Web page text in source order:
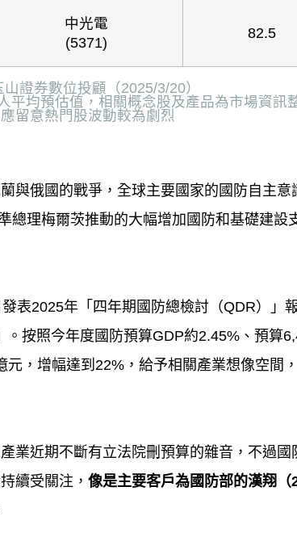
中光電
(5371)
82.5
山證券數位投顧（2025/3/20）
平均預估值，相關概念股及產品為市場資訊
留意熱門股波動較為劇烈
與俄國的戰爭，全球主要國家的國防自主
總理梅爾茨推動的大幅增加國防和基礎建設
表2025年「四年期國防總檢討（QDR）」
。按照今年度國防預算GDP約2.45%、預算
元，增幅達到 22%，給予相關產業想像空間
業近期不斷有立法院刪預算的雜音，不過
續受關注， 像是主要客戶為國防部的漢翔（